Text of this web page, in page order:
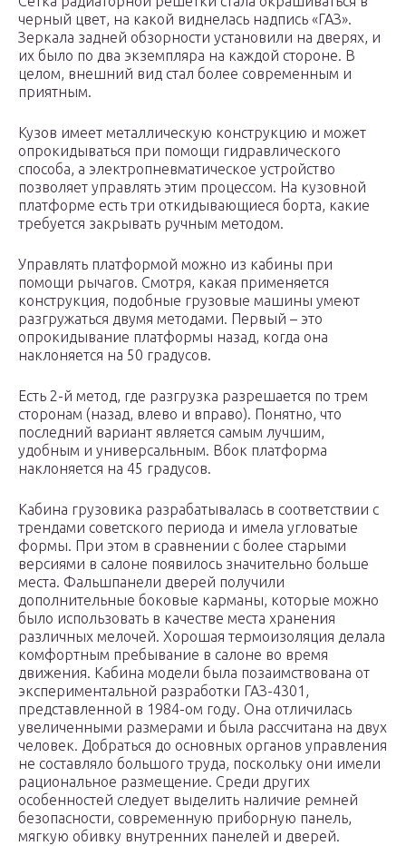
черный цвет, на какой виднелась надпись «ГАЗ».
Зеркала задней обзорности установили на дверях, и
их было по два экземпляра на каждой стороне. В
целом, внешний вид стал более современным и
приятным.
Кузов имеет металлическую конструкцию и может
опрокидываться при помощи гидравлического
способа, а электропневматическое устройство
позволяет управлять этим процессом. На кузовной
платформе есть три откидывающиеся борта, какие
требуется закрывать ручным методом.
Управлять платформой можно из кабины при
помощи рычагов. Смотря, какая применяется
конструкция, подобные грузовые машины умеют
разгружаться двумя методами. Первый – это
опрокидывание платформы назад, когда она
наклоняется на 50 градусов.
Есть 2-й метод, где разгрузка разрешается по трем
сторонам (назад, влево и вправо). Понятно, что
последний вариант является самым лучшим,
удобным и универсальным. Вбок платформа
наклоняется на 45 градусов.
Кабина грузовика разрабатывалась в соответствии с
трендами советского периода и имела угловатые
формы. При этом в сравнении с более старыми
версиями в салоне появилось значительно больше
места. Фальшпанели дверей получили
дополнительные боковые карманы, которые можно
было использовать в качестве места хранения
различных мелочей. Хорошая термоизоляция делала
комфортным пребывание в салоне во время
движения. Кабина модели была позаимствована от
экспериментальной разработки ГАЗ-4301,
представленной в 1984-ом году. Она отличилась
увеличенными размерами и была рассчитана на двух
человек. Добраться до основных органов управления
не составляло большого труда, поскольку они имели
рациональное размещение. Среди других
особенностей следует выделить наличие ремней
безопасности, современную приборную панель,
мягкую обивку внутренних панелей и дверей.